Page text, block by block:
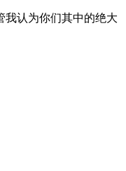
我认为你们其中的绝大